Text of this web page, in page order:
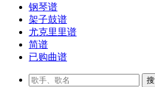
钢琴谱
架子鼓谱
尤克里里谱
简谱
已购曲谱